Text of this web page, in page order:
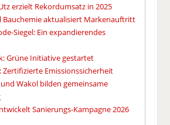
erzielt Rekordumsatz in 2025
Bauchemie aktualisiert Markenauftritt
Siegel: Ein expandierendes
Grüne Initiative gestartet
Zertifizierte Emissionssicherheit
Wakol bilden gemeinsame
Sanierungs-Kampagne 2026